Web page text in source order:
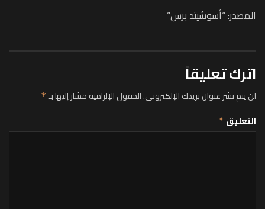
المصدر: “أسوشيتد برس”
اترك تعليقاً
لن يتم نشر عنوان بريدك الإلكتروني.الحقول الإلزامية مشار إليها بـ*
التعليق *